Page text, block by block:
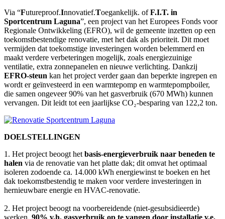
Via “Futureproof.Innovatief.Toegankelijk. ofF.I.T. in
Sportcentrum Laguna”, een project van het Europees Fonds voor
Regionale Ontwikkeling (EFRO), wil de gemeente inzetten op een
toekomstbestendige renovatie, met het dak als prioriteit. Dit moet
vermijden dat toekomstige investeringen worden belemmerd en
maakt verdere verbeteringen mogelijk, zoals energiezuinige
ventilatie, extra zonnepanelen en nieuwe verlichting. Dankzij
EFRO-steun kan het project verder gaan dan beperkte ingrepen en
wordt er geïnvesteerd in een warmtepomp en warmtepompboiler,
die samen ongeveer 90% van het gasverbruik (670 MWh) kunnen
vervangen. Dit leidt tot een jaarlijkse CO₂-besparing van 122,2 ton.
DOELSTELLINGEN
1. Het project beoogt het basis-energieverbruik naar beneden te
halen via de renovatie van het platte dak; dit omvat het optimaal
isoleren zodoende ca. 14.000 kWh energiewinst te boeken en het
dak toekomstbestendig te maken voor verdere investeringen in
hernieuwbare energie en HVAC-renovatie.
2. Het project beoogt na voorbereidende (niet-gesubsidieerde)
werken, 90% v.h. gasverbruik op te vangen door installatie v.e.